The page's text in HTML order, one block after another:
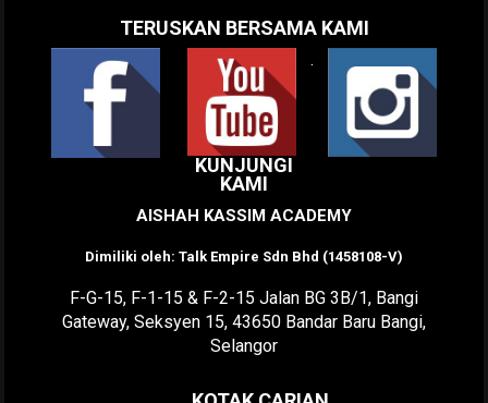
TERUSKAN BERSAMA KAMI
.
KUNJUNGI
KAMI
AISHAH KASSIM ACADEMY
Dimiliki oleh: Talk Empire Sdn Bhd (1458108-V)
F-G-15, F-1-15 & F-2-15 Jalan BG 3B/1, Bangi
Gateway, Seksyen 15, 43650 Bandar Baru Bangi,
Selangor